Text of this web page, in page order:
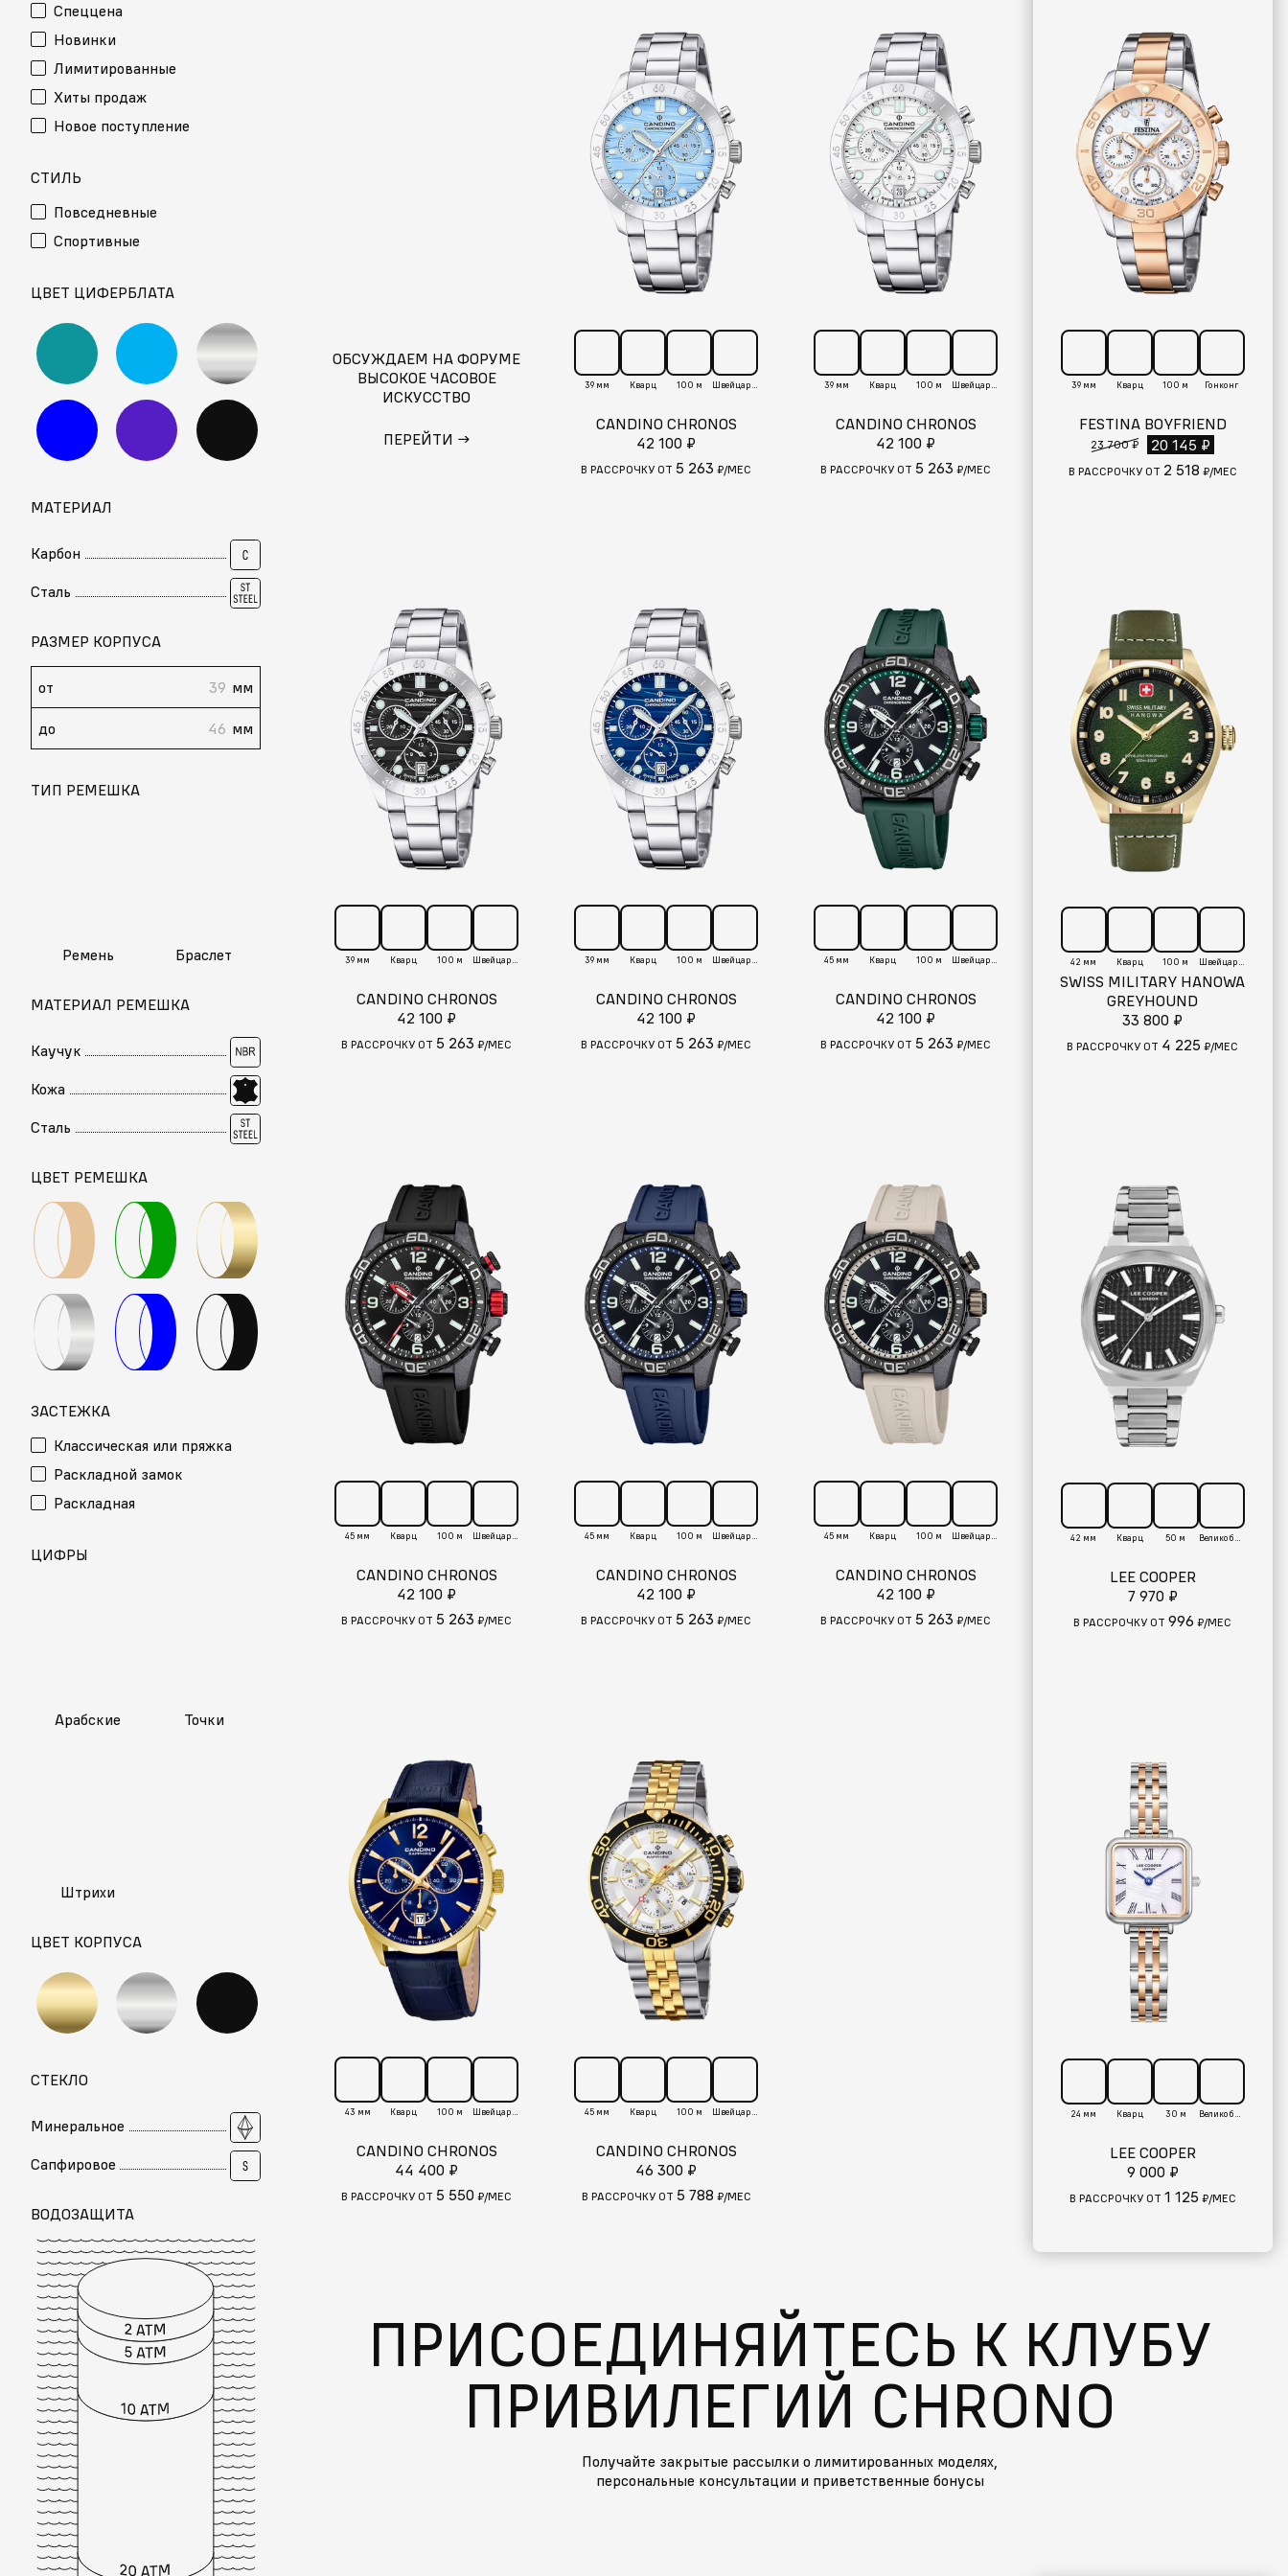
Спеццена
Новинки
Лимитированные
Хиты продаж
Новое поступление
СТИЛЬ
Повседневные
Спортивные
ЦВЕТ ЦИФЕРБЛАТА
МАТЕРИАЛ
Карбон
Сталь
РАЗМЕР КОРПУСА
от мм
до мм
ТИП РЕМЕШКА
Ремень Браслет
МАТЕРИАЛ РЕМЕШКА
Каучук
Кожа
Сталь
ЦВЕТ РЕМЕШКА
ЗАСТЕЖКА
Классическая или пряжка
Раскладной замок
Раскладная
ЦИФРЫ
Арабские Точки
Штрихи
ЦВЕТ КОРПУСА
СТЕКЛО
Минеральное
Сапфировое
ВОДОЗАЩИТА
ОБСУЖДАЕМ НА ФОРУМЕ
ВЫСОКОЕ ЧАСОВОЕ
ИСКУССТВО
ПЕРЕЙТИ →
39 мм Кварц 100 м
CANDINO CHRONOS
42 100 ₽
В РАССРОЧКУ ОТ 5 263 ₽/МЕС
39 мм Кварц 100 м
CANDINO CHRONOS
42 100 ₽
В РАССРОЧКУ ОТ 5 263 ₽/МЕС
39 мм Кварц 100 м Швейцария
CANDINO CHRONOS
42 100 ₽
В РАССРОЧКУ ОТ 5 263 ₽/МЕС
39 мм Кварц 100 м Швейцария
CANDINO CHRONOS
42 100 ₽
В РАССРОЧКУ ОТ 5 263 ₽/МЕС
45 мм Кварц 100 м Швейцария
CANDINO CHRONOS
42 100 ₽
В РАССРОЧКУ ОТ 5 263 ₽/МЕС
45 мм Кварц 100 м
CANDINO CHRONOS
42 100 ₽
В РАССРОЧКУ ОТ 5 263 ₽/МЕС
45 мм Кварц 100 м
CANDINO CHRONOS
42 100 ₽
В РАССРОЧКУ ОТ 5 263 ₽/МЕС
45 мм Кварц 100 м
CANDINO CHRONOS
42 100 ₽
В РАССРОЧКУ ОТ 5 263 ₽/МЕС
43 мм Кварц 100 м
CANDINO CHRONOS
44 400 ₽
В РАССРОЧКУ ОТ 5 550 ₽/МЕС
45 мм Кварц 100 м
CANDINO CHRONOS
46 300 ₽
В РАССРОЧКУ ОТ 5 788 ₽/МЕС
39 мм Кварц 100 м Гонконг
FESTINA BOYFRIEND
23 700 ₽ 20 145 ₽
В РАССРОЧКУ ОТ 2 518 ₽/МЕС
42 мм Кварц 100 м Швейцария
SWISS MILITARY HANOWA
GREYHOUND
33 800 ₽
В РАССРОЧКУ ОТ 4 225 ₽/МЕС
42 мм Кварц 50 м
LEE COOPER
7 970 ₽
В РАССРОЧКУ ОТ996 ₽/МЕС
24 мм Кварц 30 м
LEE COOPER
9 000 ₽
В РАССРОЧКУ ОТ 1 125 ₽/МЕС
ПРИСОЕДИНЯЙТЕСЬ К КЛУБУ
ПРИВИЛЕГИЙ CHRONO
Получайте закрытые рассылки о лимитированных моделях,
персональные консультации и приветственные бонусы